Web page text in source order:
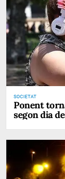
SOCIETAT
Ponent
segon dia